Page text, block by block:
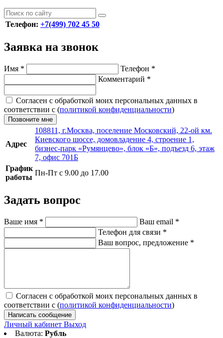
Телефон: +7(499) 702 45 50
Заявка на звонок
Имя * Телефон *
Комментарий *
Согласен с обработкой моих персональных данных в
соответствии с (политикой конфиденциальности)
Позвоните мне
Адрес
108811, г.Москва, поселение Московский, 22-ой км.
Киевского шоссе, домовладение 4, строение 1,
бизнес-парк «Румянцево», блок «Б», подъезд 6, этаж
7, офис 701Б
График
работы
Пн-Пт с 9.00 до 17.00
Задать вопрос
Ваше имя * Ваш email *
Телефон для связи *
Ваш вопрос, предложение *
Согласен с обработкой моих персональных данных в
соответствии с (политикой конфиденциальности)
Написать сообщение
Личный кабинет Выход
Валюта: Рубль